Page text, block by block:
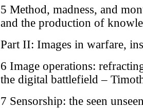
5 Method, madness, and
and the production of
Part II: Images in warfare,
6 Image operations:
the digital battlefield –
7 Sensorship: the seen